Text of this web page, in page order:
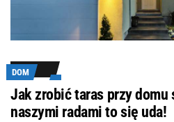
DOM
Jak zrobić taras przy domu
naszymi radami to się uda!